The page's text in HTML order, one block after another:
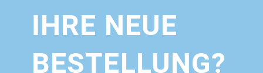
IHRE NEUE
BESTELLUNG?